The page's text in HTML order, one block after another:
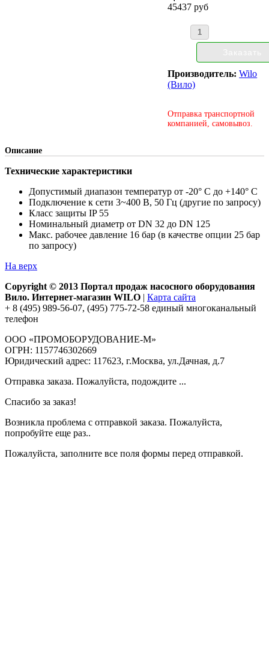
45437 руб
Производитель:Wilo
(Вило)
Отправка транспортной
компанией, самовывоз.
Описание
Технические характеристики
Допустимый диапазон температур от -20° C до +140° C
Подключение к сети 3~400 В, 50 Гц (другие по запросу)
Класс защиты IP 55
Номинальный диаметр от DN 32 до DN 125
Макс. рабочее давление 16 бар (в качестве опции 25 бар
по запросу)
На верх
Copyright © 2013 Портал продаж насосного оборудования
Вило. Интернет-магазин WILO | Карта сайта
+ 8 (495) 989-56-07, (495) 775-72-58 единый многоканальный
телефон
ООО «ПРОМОБОРУДОВАНИЕ-М»
ОГРН: 1157746302669
Юридический адрес: 117623, г.Москва, ул.Дачная, д.7
Отправка заказа. Пожалуйста, подождите ...
Спасибо за заказ!
Возникла проблема с отправкой заказа. Пожалуйста,
попробуйте еще раз..
Пожалуйста, заполните все поля формы перед отправкой.